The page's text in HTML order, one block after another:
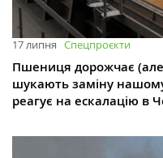
17 липня Спецпроєкти
Пшениця дорожчає (але
шукають заміну нашому
реагує на ескалацію в